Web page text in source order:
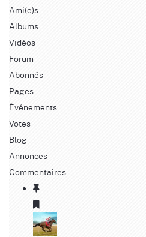
Ami(e)s
Albums
Vidéos
Forum
Abonnés
Pages
Événements
Votes
Blog
Annonces
Commentaires